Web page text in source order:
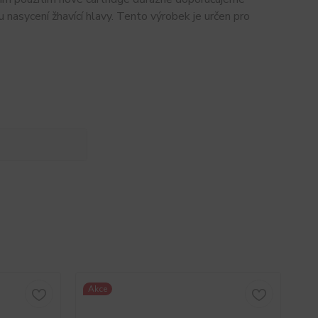
žhavící hlavy. Tento výrobek je určen pro
Akce